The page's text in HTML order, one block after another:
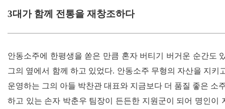
3대가 함께 전통을 재창조하다
안동소주에 한평생을 쏟은 만큼 혼자 버티기 버거운 순간도
그의 옆에서 함께 하고 있었다. 안동소주 무형의 자산을 지키
운영하는 그의 아들 박찬관 대표와 지금보다 더 품질 좋은 소
하고 있는 손자 박춘우 팀장이 든든한 지원군이 되어 명인이